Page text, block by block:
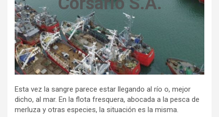
Esta vez la sangre parece estar llegando al río o, mejor
dicho, al mar. En la flota fresquera, abocada a la pesca de
merluza y otras especies, la situación es la misma.